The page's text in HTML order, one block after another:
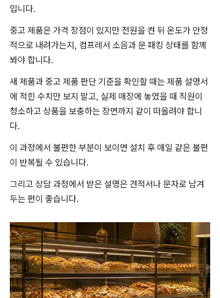
입니다.
중고 제품은 가격 장점이 있지만 전원을 켠 뒤 온도가 안정
적으로 내려가는지, 컴프레서 소음과 문 패킹 상태를 함께
봐야 합니다.
새 제품과 중고 제품 판단 기준을 확인할 때는 제품 설명서
에 적힌 수치만 보지 말고, 실제 매장에 놓였을 때 직원이
청소하고 상품을 보충하는 장면까지 같이 떠올려야 합니
다.
이 과정에서 불편한 부분이 보이면 설치 후 매일 같은 불편
이 반복될 수 있습니다.
그리고 상담 과정에서 받은 설명은 견적서나 문자로 남겨
두는 편이 좋습니다.